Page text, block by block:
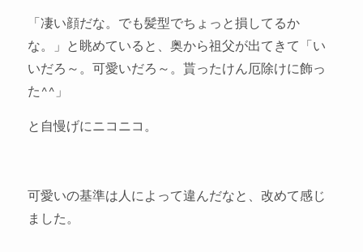
「凄い顔だな。でも髪型でちょっと損してるか
な。」と眺めていると、奥から祖父が出てきて「い
いだろ～。可愛いだろ～。貰ったけん厄除けに飾っ
た^^」
と自慢げにニコニコ。
可愛いの基準は人によって違んだなと、改めて感じ
ました。